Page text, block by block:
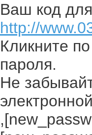
Ваш код
http://
Кликните
пароля.
Не